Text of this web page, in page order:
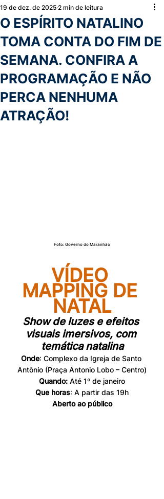
O ESPÍRITO NATALINO
TOMA CONTA DO FIM DE
SEMANA. CONFIRA A
PROGRAMAÇÃO E NÃO
PERCA NENHUMA
ATRAÇÃO!
19 de dez. de 2025 2 min de leitura
Foto: Governo do Maranhão
VÍDEO
MAPPING DE
NATAL
Show de luzes e efeitos
visuais imersivos, com
temática natalina
Onde: Complexo da Igreja de Santo
Antônio (Praça Antonio Lobo – Centro)
Quando: Até 1º de janeiro
Que horas: A partir das 19h
Aberto ao público